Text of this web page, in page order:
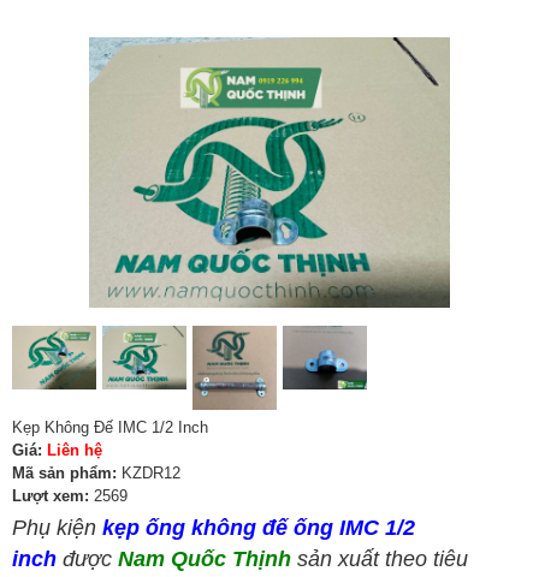
Kẹp Không Đế IMC 1/2 Inch
Giá: Liên hệ
Mã sản phẩm: KZDR12
Lượt xem: 2569
Phụ kiện kẹp ống không đế ống IMC 1/2
inch được Nam Quốc Thịnh sản xuất theo tiêu